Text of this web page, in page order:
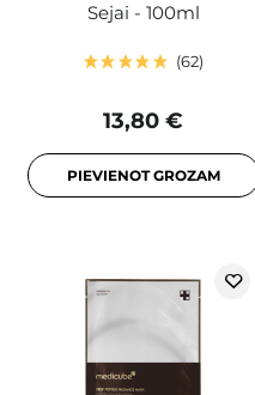
Sejai - 100ml
62
13,80 €
PIEVIENOT GROZAM